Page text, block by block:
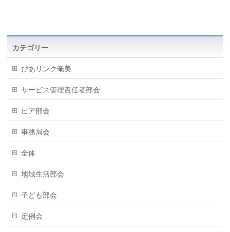
カテゴリー
ぴあリンク奄美
サービス管理責任者部会
ピア部会
事務局会
全体
地域生活部会
子ども部会
定例会